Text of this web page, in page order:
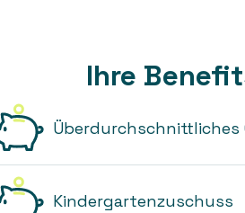
Ihre
Überdurchschnittliches
Kindergartenzuschuss